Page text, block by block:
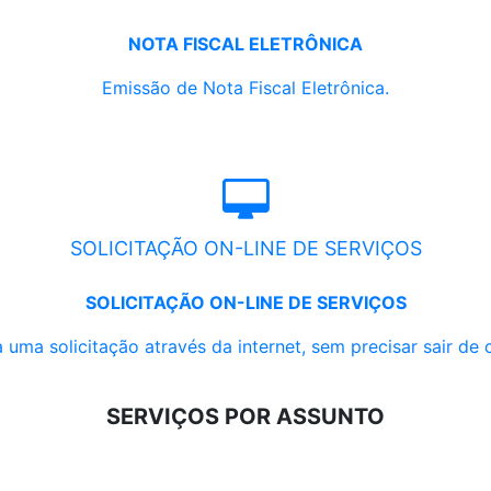
NOTA FISCAL ELETRÔNICA
Emissão de Nota Fiscal Eletrônica.
SOLICITAÇÃO ON-LINE DE SERVIÇOS
SOLICITAÇÃO ON-LINE DE SERVIÇOS
uma solicitação através da internet, sem precisar sair de
SERVIÇOS POR ASSUNTO